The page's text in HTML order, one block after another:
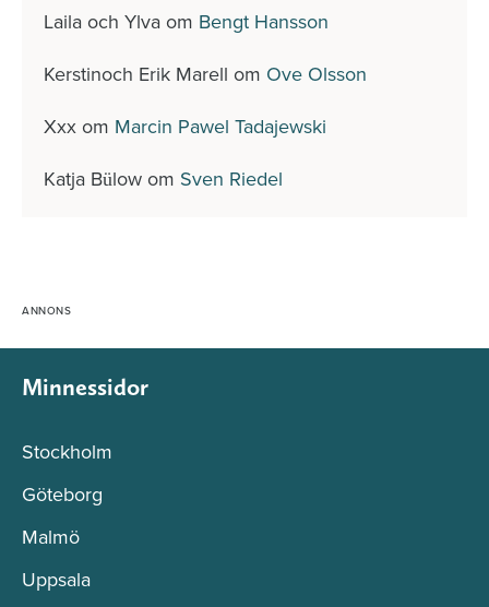
Laila och Ylva om Bengt Hansson
Kerstinoch Erik Marell om Ove Olsson
Xxx om Marcin Pawel Tadajewski
Katja Bülow om Sven Riedel
Minnessidor
Stockholm
Göteborg
Malmö
Uppsala